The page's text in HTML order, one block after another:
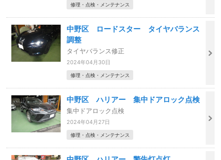
修理・点検・メンテナンス
中野区 ロードスター タイヤバランス
調整
タイヤバランス修正
2024年04月30日
修理・点検・メンテナンス
中野区 ハリアー 集中ドアロック点検
集中ドアロック点検
2024年04月27日
修理・点検・メンテナンス